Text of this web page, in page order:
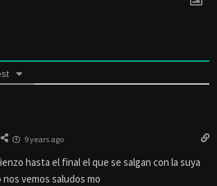
9 years ago
hasta el final el que se salgan con la suya
vemos saludos mo